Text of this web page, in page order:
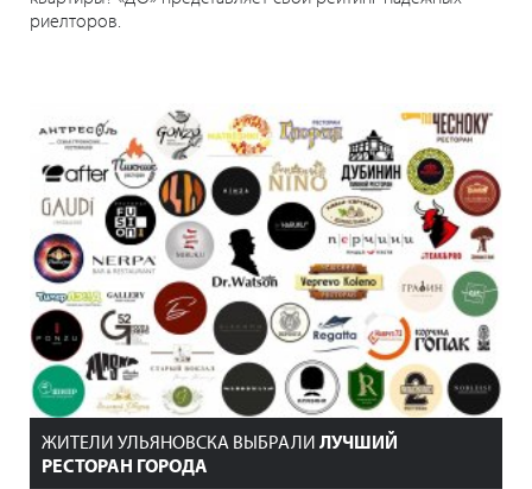
риелторов.
ЖИТЕЛИ УЛЬЯНОВСКА ВЫБРАЛИ ЛУЧШИЙ
РЕСТОРАН ГОРОДА